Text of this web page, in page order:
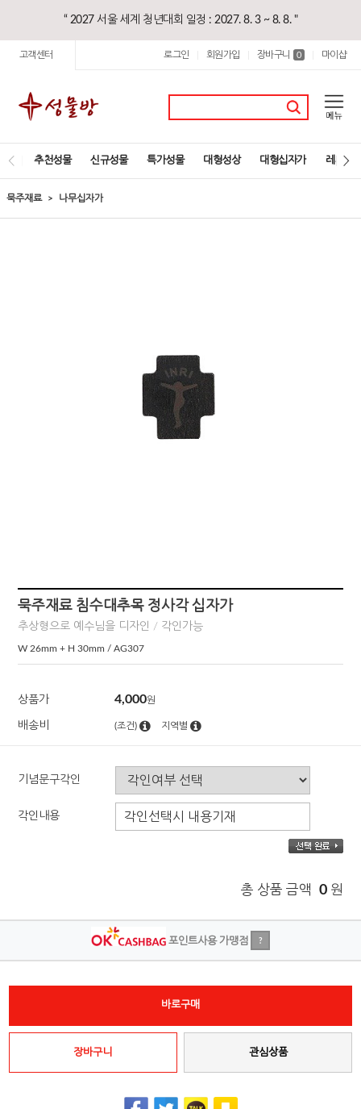
“ 2027 서울 세계 청년대회 일정 : 2027. 8. 3 ~ 8. 8. "
고객센터 로그인 회원가입 장바구니 0 마이샵
추천성물 신규성물 특가성물 대형성상 대형십자가 레지오
묵주재료 나무십자가
묵주재료 침수대추목 정사각 십자가
추상형으로 예수님을 디자인 / 각인가능
W 26mm + H 30mm / AG307
상품가 4,000원
배송비 (조건) 지역별
기념문구각인
각인내용
총 상품 금액 0 원
포인트사용 가맹점 ?
바로구매
장바구니 관심상품